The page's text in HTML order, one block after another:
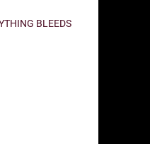
BLEEDS